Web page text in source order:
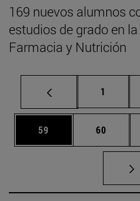
169 nuevos alumnos
estudios de grado en
Farmacia y Nutrición
Página
1
Página
59 Página
60